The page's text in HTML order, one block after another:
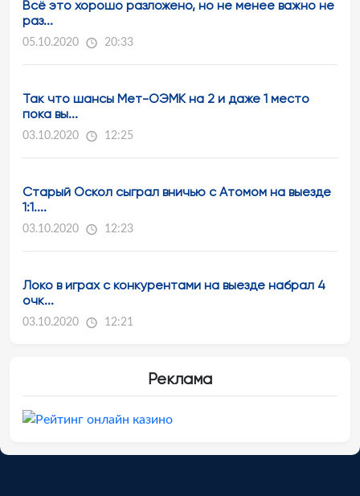
Всё это хорошо разложено, но не менее важно не
раз...
05.10.2020 20:33
Так что шансы Мет-ОЭМК на 2 и даже 1 место
пока вы...
03.10.2020 12:25
Старый Оскол сыграл вничью с Атомом на выезде
1:1....
03.10.2020 12:23
Локо в играх с конкурентами на выезде набрал 4
очк...
03.10.2020 12:21
Реклама